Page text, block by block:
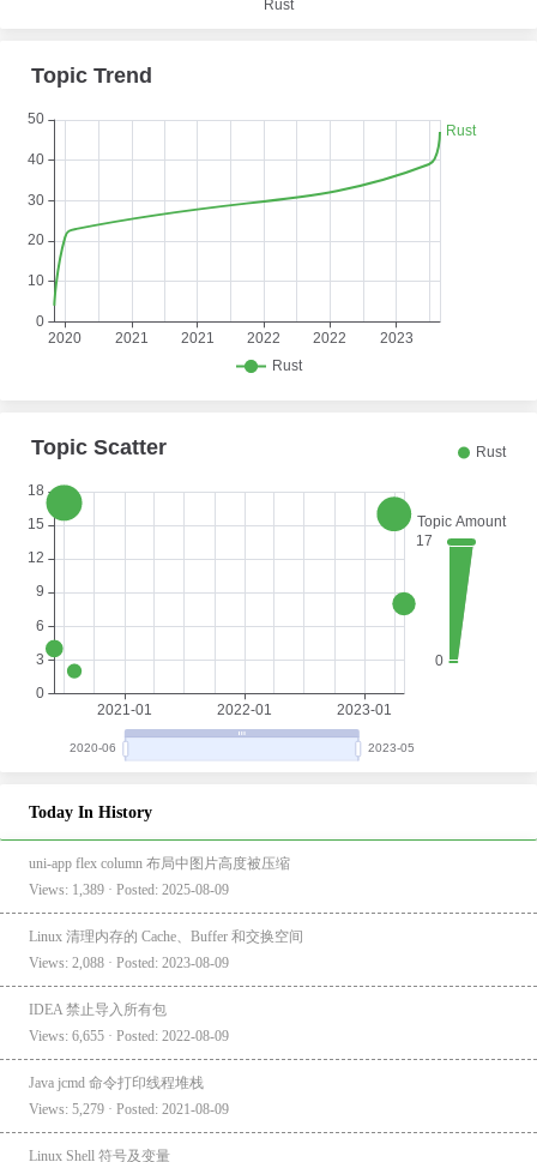
Today In History
uni-app flex column 布局中图片高度被压缩
Views: 1,389 · Posted: 2025-08-09
Linux 清理内存的 Cache、Buffer 和交换空间
Views: 2,088 · Posted: 2023-08-09
IDEA 禁止导入所有包
Views: 6,655 · Posted: 2022-08-09
Java jcmd 命令打印线程堆栈
Views: 5,279 · Posted: 2021-08-09
Linux Shell 符号及变量